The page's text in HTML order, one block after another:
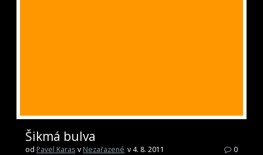
Šikmá bulva
od Pavel Karas v Nezařazené v 4. 8. 2011 0